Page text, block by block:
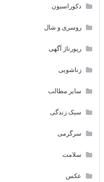
دکوراسیون
روسری و شال
رپورتاژ آگهی
زناشویی
سایر مطالب
سبک زندگی
سرگرمی
سلامت
عکس